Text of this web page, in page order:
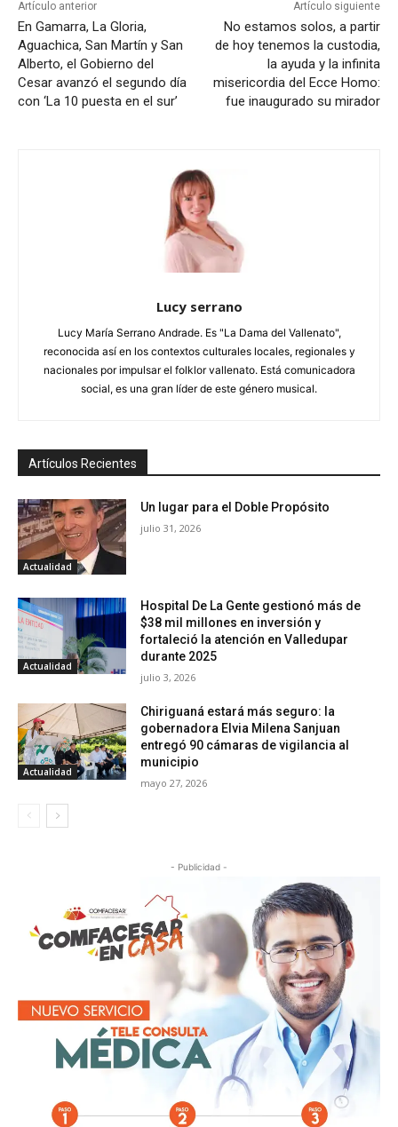
Artículo anterior
En Gamarra, La Gloria,
Aguachica, San Martín y San
Alberto, el Gobierno del
Cesar avanzó el segundo día
con ‘La 10 puesta en el sur’
Artículo siguiente
No estamos solos, a partir
de hoy tenemos la custodia,
la ayuda y la infinita
misericordia del Ecce Homo:
fue inaugurado su mirador
Lucy serrano
Lucy María Serrano Andrade. Es "La Dama del Vallenato",
reconocida así en los contextos culturales locales, regionales y
nacionales por impulsar el folklor vallenato. Está comunicadora
social, es una gran líder de este género musical.
Artículos Recientes
Actualidad
Un lugar para el Doble Propósito
julio 31, 2026
Actualidad
Hospital De La Gente gestionó más de
$38 mil millones en inversión y
fortaleció la atención en Valledupar
durante 2025
julio 3, 2026
Actualidad
Chiriguaná estará más seguro: la
gobernadora Elvia Milena Sanjuan
entregó 90 cámaras de vigilancia al
municipio
mayo 27, 2026
- Publicidad -